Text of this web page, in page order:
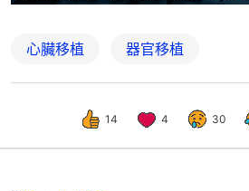
心臟移植 器官移植
14 4 30